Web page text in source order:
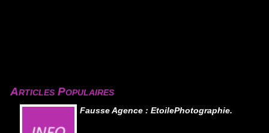
Articles Populaires
Fausse Agence : EtoilePhotographie.